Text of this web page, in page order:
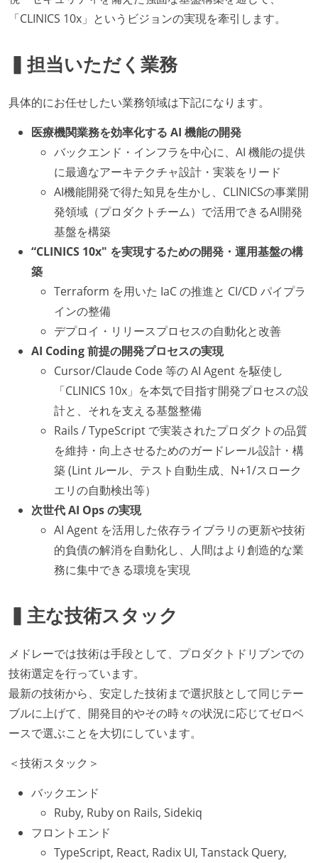
「CLINICS 10x」というビジョンの実現を牽引します。
▍担当いただく業務
具体的にお任せしたい業務領域は下記になります。
医療機関業務を効率化する AI 機能の開発
バックエンド・インフラを中心に、AI 機能の提供
に最適なアーキテクチャ設計・実装をリード
AI機能開発で得た知見を生かし、CLINICSの事業開
発領域（プロダクトチーム）で活用できるAI開発
基盤を構築
“CLINICS 10x" を実現するための開発・運用基盤の構
築
Terraform を用いた IaC の推進と CI/CD パイプラ
インの整備
デプロイ・リリースプロセスの自動化と改善
AI Coding 前提の開発プロセスの実現
Cursor/Claude Code 等の AI Agent を駆使し
「CLINICS 10x」を本気で目指す開発プロセスの設
計と、それを支える基盤整備
Rails / TypeScript で実装されたプロダクトの品質
を維持・向上させるためのガードレール設計・構
築 (Lint ルール、テスト自動生成、N+1/スローク
エリの自動検出等）
次世代 AI Ops の実現
AI Agent を活用した依存ライブラリの更新や技術
的負債の解消を自動化し、人間はより創造的な業
務に集中できる環境を実現
▍主な技術スタック
メドレーでは技術は手段として、プロダクトドリブンでの
技術選定を行っています。
最新の技術から、安定した技術まで選択肢として同じテー
ブルに上げて、開発目的やその時々の状況に応じてゼロベ
ースで選ぶことを大切にしています。
＜技術スタック＞
バックエンド
Ruby, Ruby on Rails, Sidekiq
フロントエンド
TypeScript, React, Radix UI, Tanstack Query,